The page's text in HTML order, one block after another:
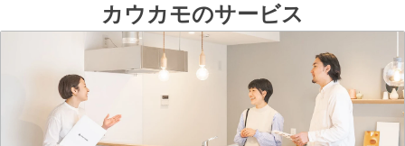
カウカモのサービス